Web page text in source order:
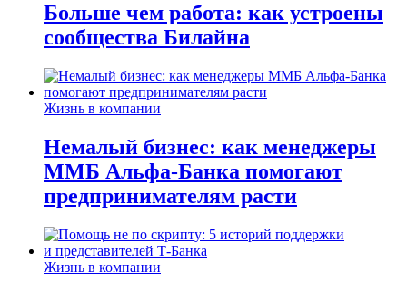
Больше чем работа: как устроены
сообщества Билайна
Жизнь в компании
Немалый бизнес: как менеджеры
ММБ Альфа-Банка помогают
предпринимателям расти
Жизнь в компании